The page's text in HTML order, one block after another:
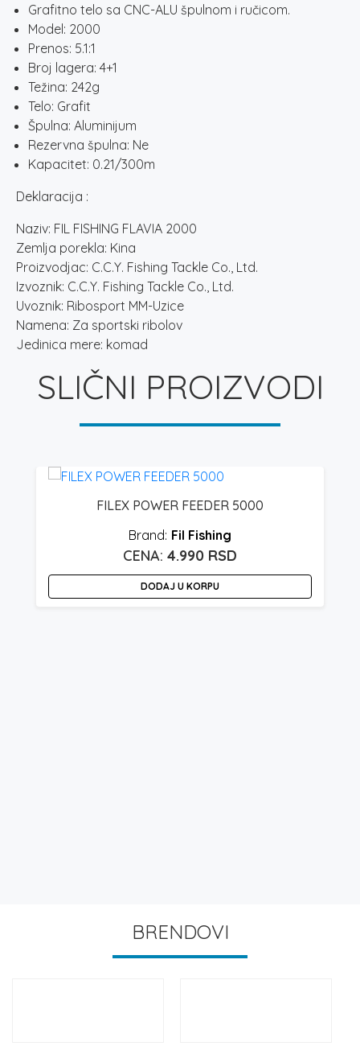
Grafitno telo sa CNC-ALU špulnom i ručicom.
Model: 2000
Prenos: 5.1:1
Broj lagera: 4+1
Težina: 242g
Telo: Grafit
Špulna: Aluminijum
Rezervna špulna: Ne
Kapacitet: 0.21/300m
Deklaracija :
Naziv: FIL FISHING FLAVIA 2000
Zemlja porekla: Kina
Proizvodjac: C.C.Y. Fishing Tackle Co., Ltd.
Izvoznik: C.C.Y. Fishing Tackle Co., Ltd.
Uvoznik: Ribosport MM-Uzice
Namena: Za sportski ribolov
Jedinica mere: komad
SLIČNI PROIZVODI
FILEX POWER FEEDER 5000
Fil Fishing
4.990 RSD
DODAJ U KORPU
BRENDOVI